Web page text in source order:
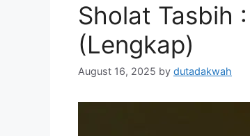
Sholat Tasbih
(Lengkap)
August 16, 2025 by dutadakwah